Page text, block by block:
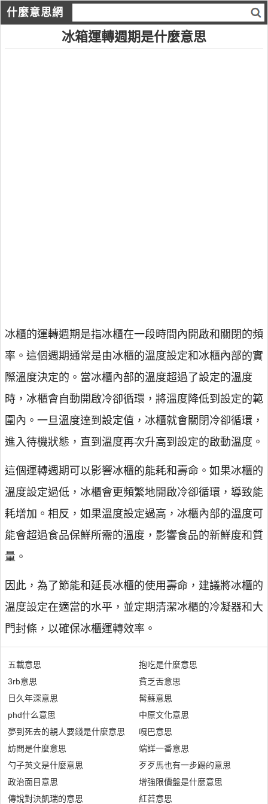
什麼意思網
冰箱運轉週期是什麼意思
冰櫃的運轉週期是指冰櫃在一段時間內開啟和關閉的頻
率。這個週期通常是由冰櫃的溫度設定和冰櫃內部的實
際溫度決定的。當冰櫃內部的溫度超過了設定的溫度
時，冰櫃會自動開啟冷卻循環，將溫度降低到設定的範
圍內。一旦溫度達到設定值，冰櫃就會關閉冷卻循環，
進入待機狀態，直到溫度再次升高到設定的啟動溫度。
這個運轉週期可以影響冰櫃的能耗和壽命。如果冰櫃的
溫度設定過低，冰櫃會更頻繁地開啟冷卻循環，導致能
耗增加。相反，如果溫度設定過高，冰櫃內部的溫度可
能會超過食品保鮮所需的溫度，影響食品的新鮮度和質
量。
因此，為了節能和延長冰櫃的使用壽命，建議將冰櫃的
溫度設定在適當的水平，並定期清潔冰櫃的冷凝器和大
門封條，以確保冰櫃運轉效率。
五載意思
3rb意思
日久年深意思
phd什么意思
夢到死去的親人要錢是什麼意思
訪問是什麼意思
勺子英文是什麼意思
政治面目意思
傳說對決凱瑞的意思
抱吃是什麼意思
貧乏舌意思
髯蘇意思
中原文化意思
嘎巴意思
端詳一番意思
歹歹馬也有一步踢的意思
增強限價盤是什麼意思
紅苕意思